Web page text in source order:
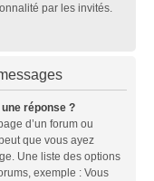
par les invités.
réponse ?
d’un forum ou
que vous ayez
Une liste des options
exemple : Vous